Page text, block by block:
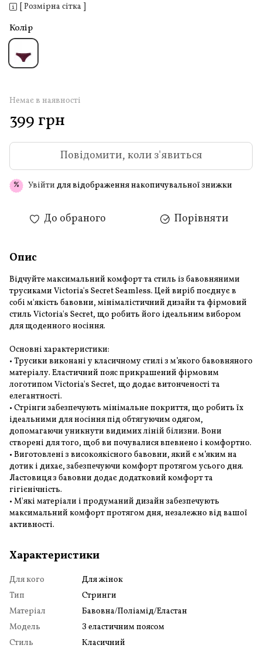
[ Розмірна сітка ]
Колір
Немає в наявності
399 грн
Повідомити, коли з'явиться
% Увійти для відображення накопичувальної знижки
До обраного Порівняти
Опис
Відчуйте максимальний комфорт та стиль із бавовняними
трусиками Victoria's Secret Seamless. Цей виріб поєднує в
собі м'якість бавовни, мінімалістичний дизайн та фірмовий
стиль Victoria's Secret, що робить його ідеальним вибором
для щоденного носіння.
Основні характеристики:
• Трусики виконані у класичному стилі з м’якого бавовняного
матеріалу. Еластичний пояс прикрашений фірмовим
логотипом Victoria's Secret, що додає витонченості та
елегантності.
• Стрінги забезпечують мінімальне покриття, що робить їх
ідеальними для носіння під обтягуючим одягом,
допомагаючи уникнути видимих ліній білизни. Вони
створені для того, щоб ви почувалися впевнено і комфортно.
• Виготовлені з високоякісного бавовни, який є м’яким на
дотик і дихає, забезпечуючи комфорт протягом усього дня.
Ластовиця з бавовни додає додатковий комфорт та
гігієнічність.
• М'які матеріали і продуманий дизайн забезпечують
максимальний комфорт протягом дня, незалежно від вашої
активності.
Характеристики
Для кого
Для жінок
Тип
Стринги
Матеріал
Бавовна/Поліамід/Еластан
Модель
З еластичним поясом
Стиль
Класичний